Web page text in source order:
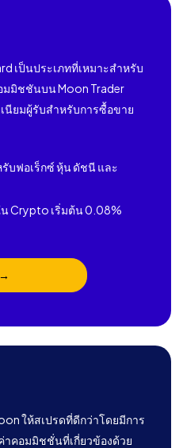
เป็นประเภทที่เหมาะสำหรับ
มิชชันบน Moon Trader
นียมผู้รับสำหรับการซื้อขาย
บฟอเร็กซ์ หุ้น ดัชนี และ
น Crypto เริ่มต้น 0.08%
ให้สเปรดที่ดีกว่าโดยมีการ
าคอมมิชชั่นที่เกี่ยวข้องด้วย